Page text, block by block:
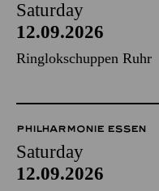
Saturday
12.09.2026
Ringlokschuppen Ruhr
PHILHARMONIE ESSEN
Saturday
12.09.2026